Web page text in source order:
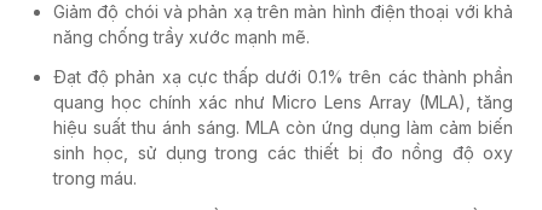
Giảm độ chói và phản xạ trên màn hình điện thoại với khả
năng chống trầy xước mạnh mẽ.
Đạt độ phản xạ cực thấp dưới 0.1% trên các thành phần
quang học chính xác như Micro Lens Array (MLA), tăng
hiệu suất thu ánh sáng. MLA còn ứng dụng làm cảm biến
sinh học, sử dụng trong các thiết bị đo nồng độ oxy
trong máu.